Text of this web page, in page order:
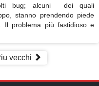
bug; alcuni dei quali
stanno prendendo piede
Il problema più fastidioso e
vecchi